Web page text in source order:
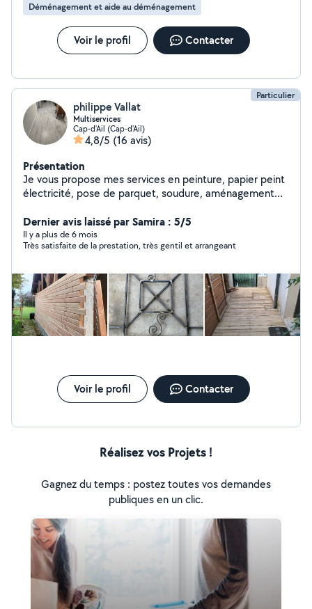
Déménagement et aide au déménagement
Voir le profil Contacter
Particulier
philippe Vallat
Multiservices
Cap-d'Ail (Cap-d'Ail)
4,8/5 (16 avis)
Présentation
Je vous propose mes services en peinture, papier peint
électricité, pose de parquet, soudure, aménagement
mieux pour vous satisfaire dans les meilleurs délais .
Philippe
Dernier avis laissé par Samira : 5/5
Il y a plus de 6 mois
Très satisfaite de la prestation, très gentil et arrangeant
Voir le profil Contacter
Réalisez vos Projets !
Gagnez du temps : postez toutes vos demandes
publiques en un clic.